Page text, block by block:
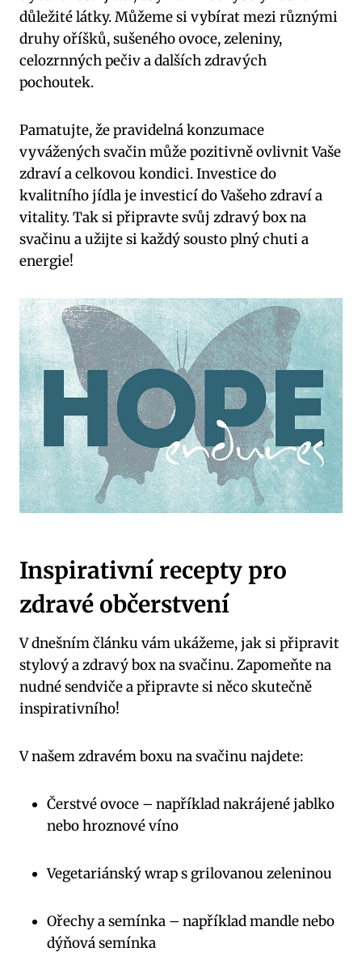
důležité látky. Můžeme si vybírat mezi různými
druhy oříšků, sušeného ovoce, zeleniny,
celozrnných pečiv a dalších zdravých
pochoutek.
Pamatujte, že pravidelná konzumace
vyvážených svačin může pozitivně ovlivnit Vaše
zdraví a celkovou kondici. Investice do
kvalitního jídla je investicí do Vašeho zdraví a
vitality. Tak si připravte svůj zdravý box na
svačinu a užijte si každý sousto plný chuti a
energie!
Inspirativní recepty pro
zdravé občerstvení
V dnešním článku vám ukážeme, jak si připravit
stylový a zdravý box na svačinu. Zapomeňte na
nudné sendviče a připravte si něco skutečně
inspirativního!
V našem zdravém boxu na svačinu najdete:
Čerstvé ovoce – například nakrájené jablko
nebo hroznové víno
Vegetariánský wrap s grilovanou zeleninou
Ořechy a semínka – například mandle nebo
dýňová semínka